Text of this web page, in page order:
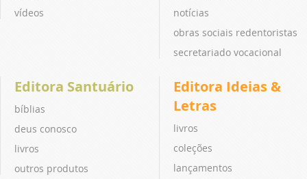
vídeos
notícias
obras sociais redentoristas
secretariado vocacional
Editora Santuário
bíblias
deus conosco
livros
outros produtos
Editora Ideias &
Letras
livros
coleções
lançamentos